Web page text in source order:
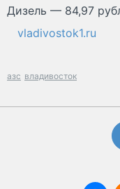
Дизель — 84,97
vladivostok1.ru
азс владивосток